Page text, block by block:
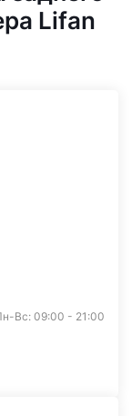
Lifan
Вс: 09:00 - 21:00